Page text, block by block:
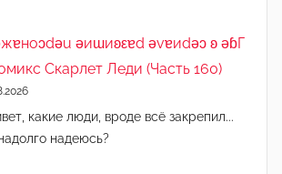
ǝиɯиʚεɐd ǝvɐиdǝɔ ʚ ǝɓГ
Скарлет Леди (Часть 160)
какие люди, вроде всё закрепил...
надеюсь?